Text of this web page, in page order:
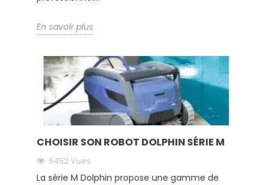
En savoir plus
CHOISIR SON ROBOT DOLPHIN SÉRIE M
6452 Vues
La série M Dolphin propose une gamme de